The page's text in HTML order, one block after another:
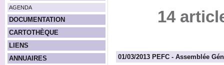
AGENDA
DOCUMENTATION
CARTOTHÈQUE
LIENS
ANNUAIRES
14
01/03/2013 PEFC - Assemblée